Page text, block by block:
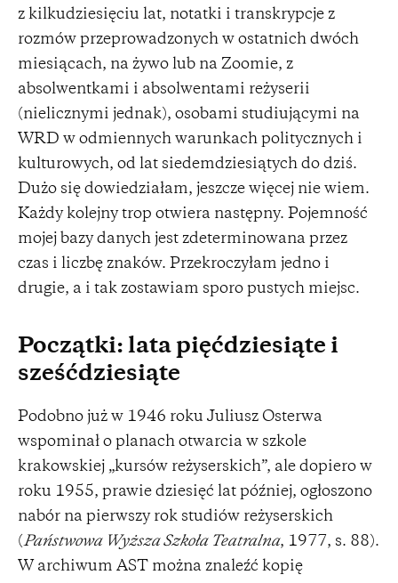
z kilkudziesięciu lat, notatki i transkrypcje z
rozmów przeprowadzonych w ostatnich dwóch
miesiącach, na żywo lub na Zoomie, z
absolwentkami i absolwentami reżyserii
(nielicznymi jednak), osobami studiującymi na
WRD w odmiennych warunkach politycznych i
kulturowych, od lat siedemdziesiątych do dziś.
Dużo się dowiedziałam, jeszcze więcej nie wiem.
Każdy kolejny trop otwiera następny. Pojemność
mojej bazy danych jest zdeterminowana przez
czas i liczbę znaków. Przekroczyłam jedno i
drugie, a i tak zostawiam sporo pustych miejsc.
Początki: lata pięćdziesiąte i
sześćdziesiąte
Podobno już w 1946 roku Juliusz Osterwa
wspominał o planach otwarcia w szkole
krakowskiej „kursów reżyserskich”, ale dopiero w
roku 1955, prawie dziesięć lat później, ogłoszono
nabór na pierwszy rok studiów reżyserskich
(Państwowa Wyższa Szkoła Teatralna, 1977, s. 88).
W archiwum AST można znaleźć kopię